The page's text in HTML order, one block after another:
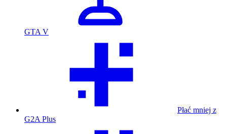
GTA V
Płać mniej z
G2A Plus